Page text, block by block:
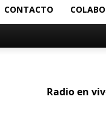
CONTACTO
Radio en